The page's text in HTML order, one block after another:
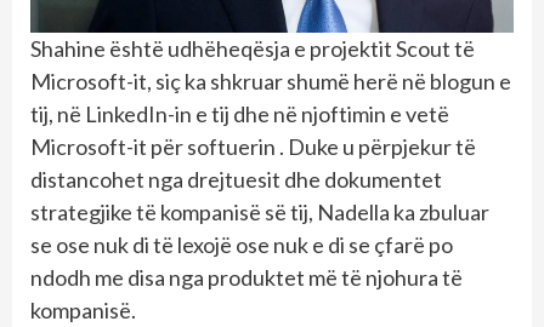
Shahine është udhëheqësja e projektit Scout të
Microsoft-it, siç ka shkruar shumë herë në blogun e
tij, në LinkedIn-in e tij dhe në njoftimin e vetë
Microsoft-it për softuerin . Duke u përpjekur të
distancohet nga drejtuesit dhe dokumentet
strategjike të kompanisë së tij, Nadella ka zbuluar
se ose nuk di të lexojë ose nuk e di se çfarë po
ndodh me disa nga produktet më të njohura të
kompanisë.